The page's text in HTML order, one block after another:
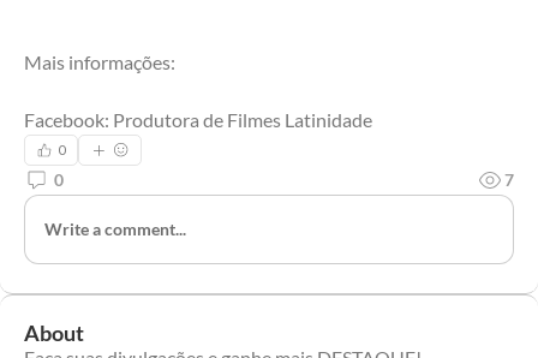
Mais informações:
Facebook: Produtora de Filmes Latinidade
0
0 7
Write a comment...
About